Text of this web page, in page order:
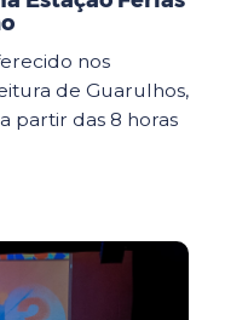
nos
de Guarulhos,
partir das 8 horas